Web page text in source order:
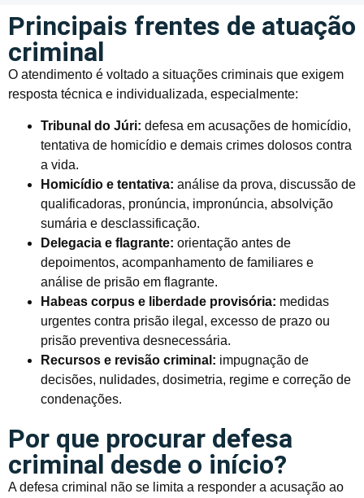
Principais frentes de atuação
criminal
O atendimento é voltado a situações criminais que exigem
resposta técnica e individualizada, especialmente:
Tribunal do Júri: defesa em acusações de homicídio,
tentativa de homicídio e demais crimes dolosos contra
a vida.
Homicídio e tentativa: análise da prova, discussão de
qualificadoras, pronúncia, impronúncia, absolvição
sumária e desclassificação.
Delegacia e flagrante: orientação antes de
depoimentos, acompanhamento de familiares e
análise de prisão em flagrante.
Habeas corpus e liberdade provisória: medidas
urgentes contra prisão ilegal, excesso de prazo ou
prisão preventiva desnecessária.
Recursos e revisão criminal: impugnação de
decisões, nulidades, dosimetria, regime e correção de
condenações.
Por que procurar defesa
criminal desde o início?
A defesa criminal não se limita a responder a acusação ao